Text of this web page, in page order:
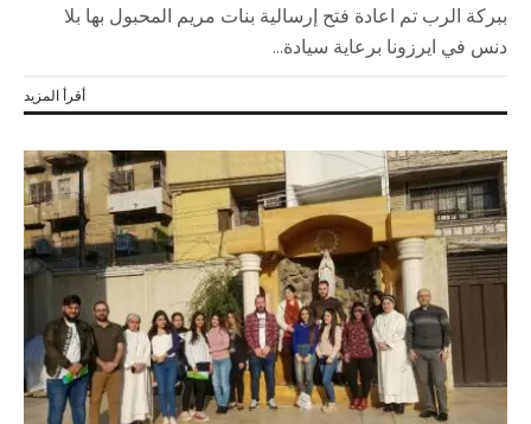
ببركة الرب تم اعادة فتح إرسالية بنات مريم المحبول بها بلا
دنس في ايرزونا برعاية سيادة...
أقرأ المزيد